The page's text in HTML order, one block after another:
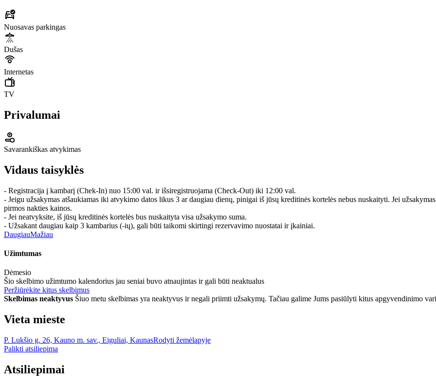
Nuosavas parkingas
Dušas
Internetas
TV
Privalumai
Savarankiškas atvykimas
Vidaus taisyklės
- Registracija į kambarį (Chek-In) nuo 15:00 val. ir išsiregistruojama (Check-Out) iki 12:00 val.
- Jeigu užsakymas atšaukiamas iki atvykimo datos likus 3 ar daugiau dienų, pinigai iš jūsų kreditinės kortelės nebus nuskaityti. Jei
pirmos nakties kainos.
- Jei neatvyksite, iš jūsų kreditinės kortelės bus nuskaityta visa užsakymo suma.
- Užsakant daugiau kaip 3 kambarius (-ių), gali būti taikomi skirtingi rezervavimo nuostatai ir įkainiai.
DaugiauMažiau
Užimtumas
Dėmesio
Šio skelbimo užimtumo kalendorius jau seniai buvo atnaujintas ir gali būti neaktualus
Peržiūrėkite kitus skelbimus
Skelbimas neaktyvus Šiuo metu skelbimas yra neaktyvus ir negali priimti užsakymų. Tačiau galime Jums pasiūlyti kitus apgyvendinimo
Vieta mieste
P. Lukšio g. 26, Kauno m. sav., Eiguliai, KaunasRodyti žemėlapyje
Palikti atsiliepimą
Atsiliepimai